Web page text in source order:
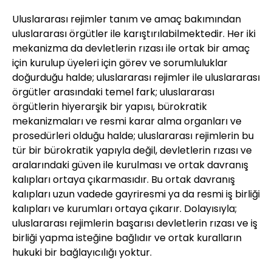
Uluslararası rejimler tanım ve amaç bakımından
uluslararası örgütler ile karıştırılabilmektedir. Her iki
mekanizma da devletlerin rızası ile ortak bir amaç
için kurulup üyeleri için görev ve sorumluluklar
doğurduğu halde; uluslararası rejimler ile uluslararası
örgütler arasındaki temel fark; uluslararası
örgütlerin hiyerarşik bir yapısı, bürokratik
mekanizmaları ve resmi karar alma organları ve
prosedürleri olduğu halde; uluslararası rejimlerin bu
tür bir bürokratik yapıyla değil, devletlerin rızası ve
aralarındaki güven ile kurulması ve ortak davranış
kalıpları ortaya çıkarmasıdır. Bu ortak davranış
kalıpları uzun vadede gayriresmi ya da resmi iş birliği
kalıpları ve kurumları ortaya çıkarır. Dolayısıyla;
uluslararası rejimlerin başarısı devletlerin rızası ve iş
birliği yapma isteğine bağlıdır ve ortak kuralların
hukuki bir bağlayıcılığı yoktur.